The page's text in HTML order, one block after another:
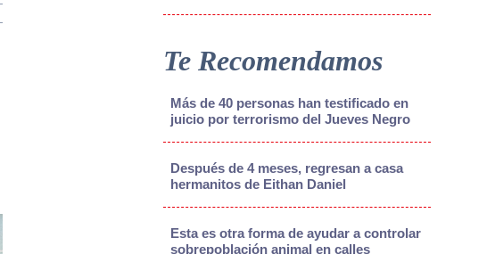
Te Recomendamos
Más de 40 personas han testificado en
juicio por terrorismo del Jueves Negro
Después de 4 meses, regresan a casa
hermanitos de Eithan Daniel
Esta es otra forma de ayudar a controlar
sobrepoblación animal en calles